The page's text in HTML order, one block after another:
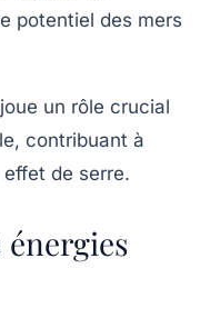
potentiel des mers
un rôle crucial
contribuant à
de serre.